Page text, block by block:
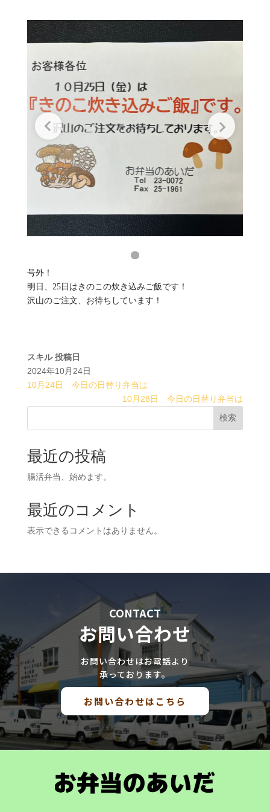
号外！
明日、25日はきのこの炊き込みご飯です！
沢山のご注文、お待ちしています！
スキル 投稿日
2024年10月24日
10月24日 今日の日替り弁当は
10月28日 今日の日替り弁当は
検索
最近の投稿
腸活弁当、始めます。
最近のコメント
表示できるコメントはありません。
CONTACT
お問い合わせ
お問い合わせはお電話より
承っております。
お問い合わせはこちら